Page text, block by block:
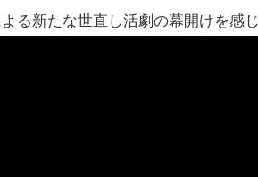
る新たな世直し活劇の幕開けを感じ